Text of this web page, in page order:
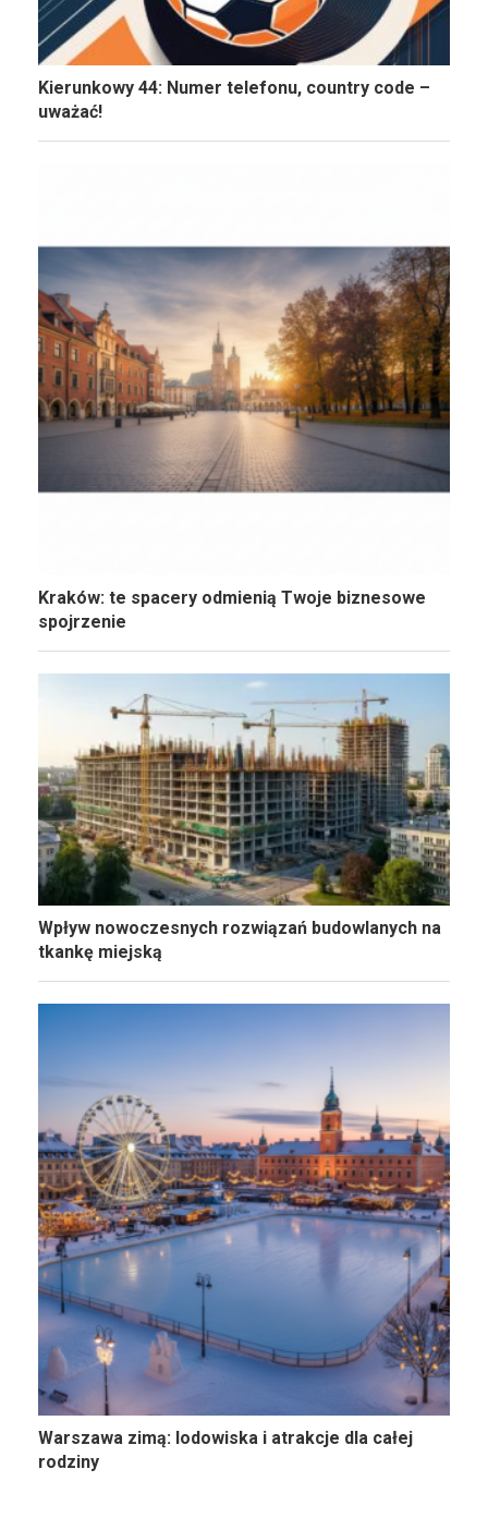
Kierunkowy 44: Numer telefonu, country code –
uważać!
Kraków: te spacery odmienią Twoje biznesowe
spojrzenie
Wpływ nowoczesnych rozwiązań budowlanych na
tkankę miejską
Warszawa zimą: lodowiska i atrakcje dla całej
rodziny